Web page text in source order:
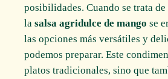
posibilidades. Cuando se trata
lasalsa agridulce de mango se
las opciones más versátiles y
podemos preparar. Este
platos tradicionales, sino que